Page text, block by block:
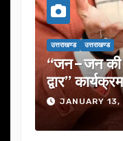
उत्तराखण्ड उत्तराखण्ड
यूजेवीएन
में कई अहम
JANUARY